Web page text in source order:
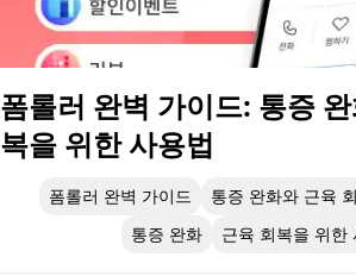
폼롤러 완벽 가이드: 통증
복을 위한 사용법
폼롤러 완벽 가이드
통증 완화와 근육
통증 완화
근육 회복을 위한